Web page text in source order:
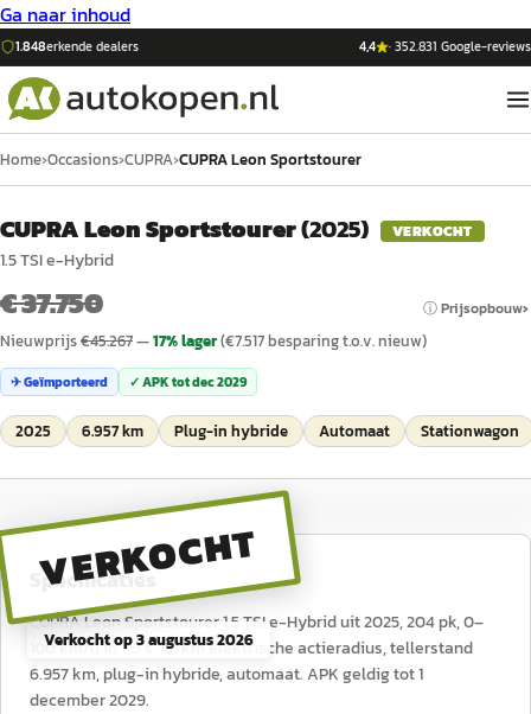
Ga naar inhoud
1.848erkende dealers 4,4 ·352.831 Google-reviews
Home›Occasions›CUPRA›CUPRA Leon Sportstourer
CUPRA Leon Sportstourer(2025) VERKOCHT
1.5 TSI e-Hybrid
€ 37.750 ⓘ Prijsopbouw
Nieuwprijs€45.267—17% lager(€7.517besparing t.o.v. nieuw)
✈ Geïmporteerd ✓ APK totdec 2029
2025 6.957 km Plug-in hybride Automaat Stationwagon
VERKOCHT
Verkocht op3 augustus 2026
Specificaties
CUPRA Leon Sportstourer 1.5 TSI e-Hybrid uit 2025, 204 pk, 0–
100 km/u in 7,9 s, 131 km elektrische actieradius, tellerstand
6.957 km, plug-in hybride, automaat. APK geldig tot 1
december 2029.